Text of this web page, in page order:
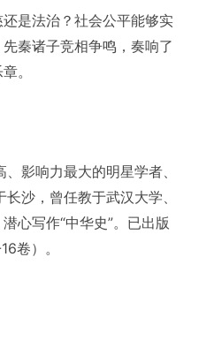
是法治？社会公平能够实
秦诸子竞相争鸣，奏响了
。
影响力最大的明星学者、
沙，曾任教于武汉大学、
心写作“中华史”。已出版
卷）。